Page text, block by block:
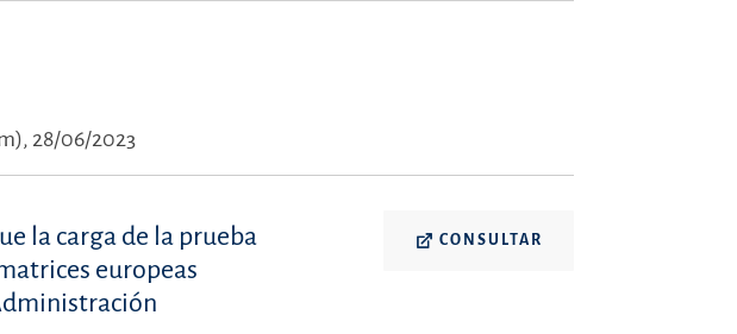
28/06/2023
la carga de la prueba
europeas
CONSULTAR